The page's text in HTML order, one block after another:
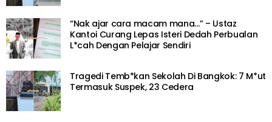
“Nak ajar cara macam mana…” – Ustaz
Kantoi Curang Lepas Isteri Dedah Perbualan
L*cah Dengan Pelajar Sendiri
Tragedi Temb*kan Sekolah Di Bangkok: 7 M*ut
Termasuk Suspek, 23 Cedera